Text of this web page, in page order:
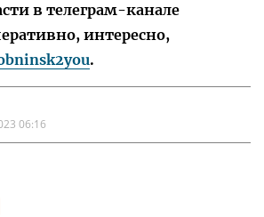
в телеграм-канале
интересно,
.
06:16